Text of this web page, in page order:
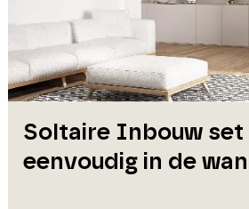
Soltaire Inbouw set
eenvoudig in de